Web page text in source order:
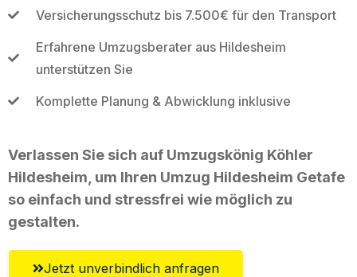
Versicherungsschutz bis 7.500€ für den Transport
Erfahrene Umzugsberater aus Hildesheim
unterstützen Sie
Komplette Planung & Abwicklung inklusive
Verlassen Sie sich auf Umzugskönig Köhler
Hildesheim, um Ihren Umzug Hildesheim Getafe
so einfach und stressfrei wie möglich zu
gestalten.
Jetzt unverbindlich anfragen